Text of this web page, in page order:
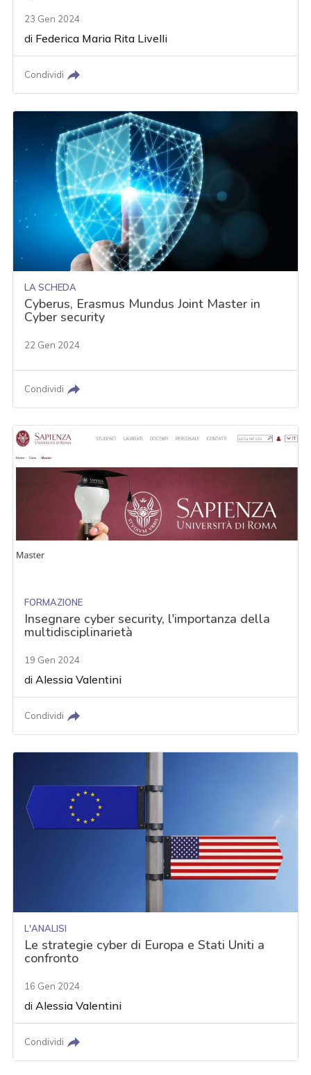
23 Gen 2024
di Federica Maria Rita Livelli
Condividi
LA SCHEDA
Cyberus, Erasmus Mundus Joint Master in
Cyber security
22 Gen 2024
Condividi
FORMAZIONE
Insegnare cyber security, l'importanza della
multidisciplinarietà
19 Gen 2024
diAlessia Valentini
Condividi
L'ANALISI
Le strategie cyber di Europa e Stati Uniti a
confronto
16 Gen 2024
diAlessia Valentini
Condividi